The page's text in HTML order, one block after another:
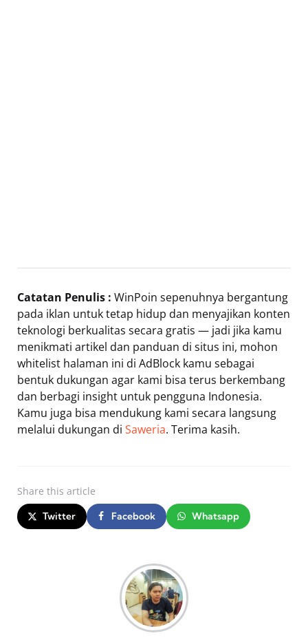
Catatan Penulis : WinPoin sepenuhnya bergantung
pada iklan untuk tetap hidup dan menyajikan konten
teknologi berkualitas secara gratis — jadi jika kamu
menikmati artikel dan panduan di situs ini, mohon
whitelist halaman ini di AdBlock kamu sebagai
bentuk dukungan agar kami bisa terus berkembang
dan berbagi insight untuk pengguna Indonesia.
Kamu juga bisa mendukung kami secara langsung
melalui dukungan di Saweria. Terima kasih.
Share this article
Twitter Facebook Whatsapp